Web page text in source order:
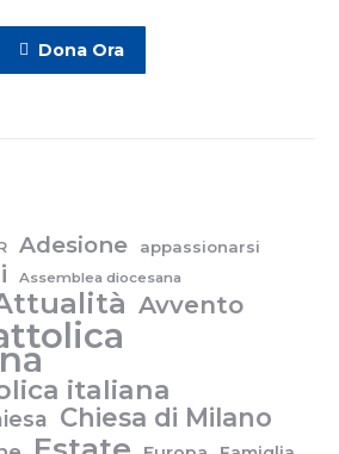
Dona Ora
Adesione appassionarsi
Assemblea diocesana
Avvento
italiana
Chiesa di Milano